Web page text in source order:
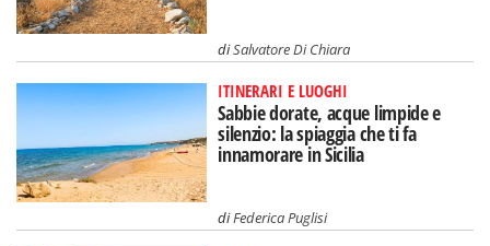
diSalvatore Di Chiara
ITINERARI E LUOGHI
Sabbie dorate, acque limpide e
silenzio: la spiaggia che ti fa
innamorare in Sicilia
diFederica Puglisi